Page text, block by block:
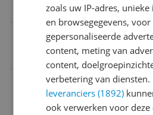
Verpakking lengte
Geschikt voor automodel
Universeel
zoals uw IP-adres,
en browsegegevens, voor
gepersonaliseerde
content, meting van
content,
verbetering van diensten.
leveranciers (1892)
ook verwerken voor deze